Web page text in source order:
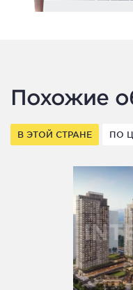
Похожие
В ЭТОЙ СТРАНЕ ПО